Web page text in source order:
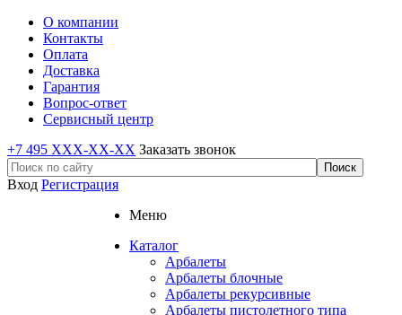
О компании
Контакты
Оплата
Доставка
Гарантия
Вопрос-ответ
Сервисный центр
+7 495 XXX-XX-XX Заказать звонок
Вход Регистрация
Меню
Каталог
Арбалеты
Арбалеты блочные
Арбалеты рекурсивные
Арбалеты пистолетного типа